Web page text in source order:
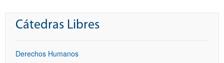
Cátedras Libres
Derechos Humanos